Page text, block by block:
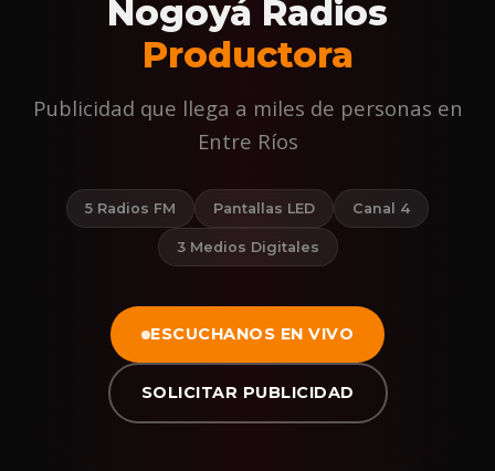
Nogoyá Radios
Productora
Publicidad que llega a miles de personas en
Entre Ríos
5 Radios FM Pantallas LED Canal 4
3 Medios Digitales
ESCUCHANOS EN VIVO
SOLICITAR PUBLICIDAD